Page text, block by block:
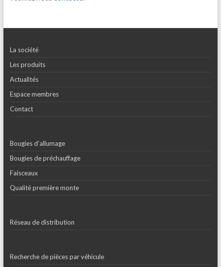
La société
Les produits
Actualités
Espace membres
Contact
Bougies d’allumage
Bougies de préchauffage
Faisceaux
Qualité première monte
Réseau de distribution
Recherche de pièces par véhicule